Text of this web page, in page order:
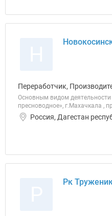
Переработчик,
Основным видом
пресноводное», г.Махачкала ,
Россия, Дагестан
Рк